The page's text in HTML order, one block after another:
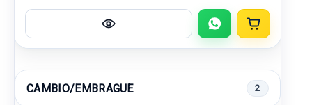
CAMBIO/EMBRAGUE 2